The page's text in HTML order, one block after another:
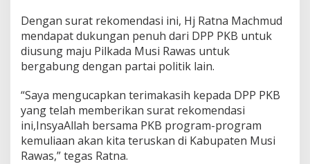
Dengan surat rekomendasi ini, Hj Ratna Machmud
mendapat dukungan penuh dari DPP PKB untuk
diusung maju Pilkada Musi Rawas untuk
bergabung dengan partai politik lain.
“Saya mengucapkan terimakasih kepada DPP PKB
yang telah memberikan surat rekomendasi
ini,InsyaAllah bersama PKB program-program
kemuliaan akan kita teruskan di Kabupaten Musi
Rawas,” tegas Ratna.